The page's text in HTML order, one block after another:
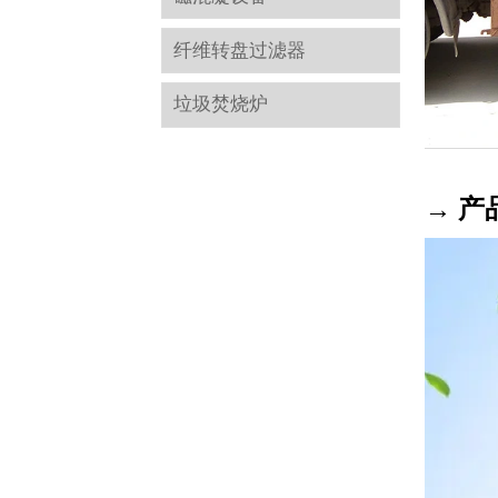
纤维转盘过滤器
垃圾焚烧炉
→ 产